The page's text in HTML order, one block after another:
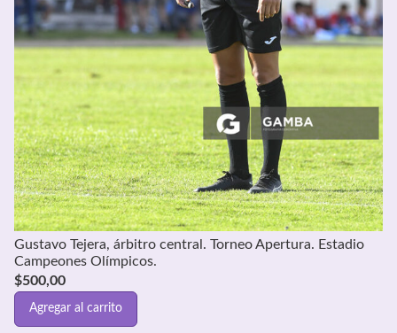
Gustavo Tejera, árbitro central. Torneo Apertura. Estadio
Campeones Olímpicos.
$500,00
Agregar al carrito